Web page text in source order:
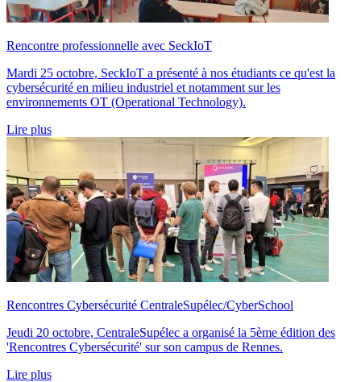
Rencontre professionnelle avec SeckIoT
Mardi 25 octobre, SeckIoT a présenté à nos étudiants ce qu'est la
cybersécurité en milieu industriel et notamment sur les
environnements OT (Operational Technology).
Lire plus
Rencontres Cybersécurité CentraleSupélec/CyberSchool
Jeudi 20 octobre, CentraleSupélec a organisé la 5ème édition des
'Rencontres Cybersécurité' sur son campus de Rennes.
Lire plus